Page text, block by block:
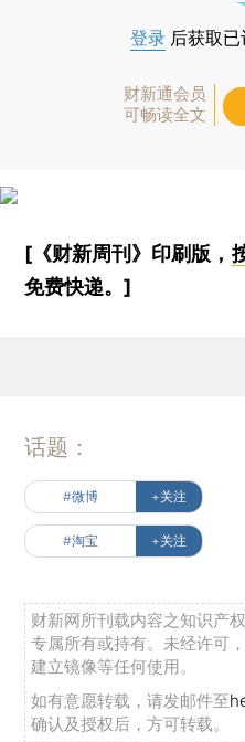
登录 后获取
财新通会员
可畅读全文
[《财新周刊》印刷版，
免费快递。]
话题：
#微博 +关注
#淘宝 +关注
财新网所刊载内容之知识产
专属所有或持有。未经许可
建立镜像等任何使用。
如有意愿转载，请发邮件至
确认及授权后，方可转载。